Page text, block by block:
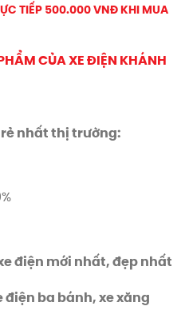
TIẾP 500.000 VNĐ KHI MUA
CỦA XE ĐIỆN KHÁNH
nhất thị trường:
điện mới nhất, đẹp nhất
điện ba bánh, xe xăng